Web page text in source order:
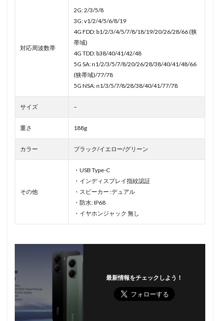
対応周波数帯
2G: 2/3/5/8
3G: v1/2/4/5/6/8/19
4G FDD: b1/2/3/4/5/7/8/18/19/20/26/28/66 (狭
帯域)
4G TDD: b38/40/41/42/48
5G SA: n1/2/3/5/7/8/20/26/28/38/40/41/48/66
(狭帯域)/77/78
5G NSA: n1/3/5/7/8/28/38/40/41/77/78
サイズ –
重さ 188g
カラー ブラック/イエロー/グリーン
その他
・USB Type-C
・インディスプレイ指紋認証
・スピーカー :デュアル
・防水: IP68
・イヤホンジャック 無し
最新情報をチェックしよう！